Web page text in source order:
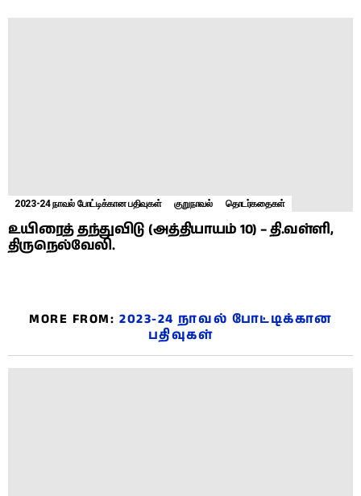
2023-24 நாவல் போட்டிக்கான பதிவுகள் குறுநாவல் தொடர்கதைகள்
உயிரைத் தந்துவிடு (அத்தியாயம் 10) – தி.வள்ளி,
திருநெல்வேலி.
MORE FROM:2023-24 நாவல் போட்டிக்கான
பதிவுகள்